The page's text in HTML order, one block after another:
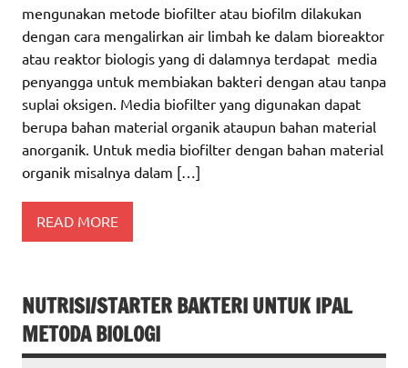
mengunakan metode biofilter atau biofilm dilakukan
dengan cara mengalirkan air limbah ke dalam bioreaktor
atau reaktor biologis yang di dalamnya terdapat media
penyangga untuk membiakan bakteri dengan atau tanpa
suplai oksigen. Media biofilter yang digunakan dapat
berupa bahan material organik ataupun bahan material
anorganik. Untuk media biofilter dengan bahan material
organik misalnya dalam […]
READ MORE
NUTRISI/STARTER BAKTERI UNTUK IPAL
METODA BIOLOGI